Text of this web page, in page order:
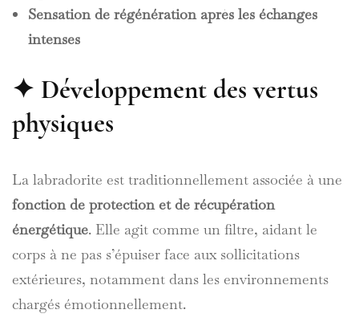
Sensation de régénération après les échanges
intenses
✦ Développement des vertus
physiques
La labradorite est traditionnellement associée à une
fonction de protection et de récupération
énergétique. Elle agit comme un filtre, aidant le
corps à ne pas s’épuiser face aux sollicitations
extérieures, notamment dans les environnements
chargés émotionnellement.